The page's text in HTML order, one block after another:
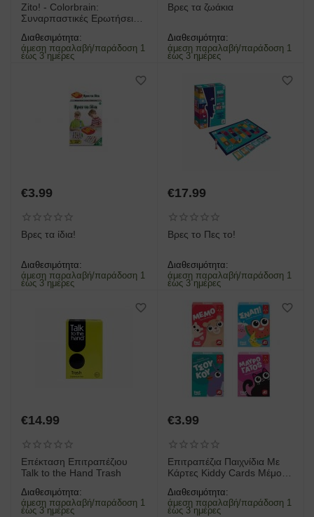
Zito! - Colorbrain:
Συναρπαστικές Ερωτήσεις.
Διαθεσιμότητα:
άμεση παραλαβή/παράδοση 1
έως 3 ημέρες
Βρες τα ζωάκια
Διαθεσιμότητα:
άμεση παραλαβή/παράδοση 1
έως 3 ημέρες
€3.99
Βρες τα ίδια!
Διαθεσιμότητα:
άμεση παραλαβή/παράδοση 1
έως 3 ημέρες
€17.99
Βρες το Πες το!
Διαθεσιμότητα:
άμεση παραλαβή/παράδοση 1
έως 3 ημέρες
€14.99
Επέκταση​ Επιτραπέζιου
Talk to the Hand Trash
Διαθεσιμότητα:
άμεση παραλαβή/παράδοση 1
έως 3 ημέρες
€3.99
Επιτραπέζια Παιχνίδια Με
Κάρτες Kiddy Cards Μέμο
Γάτος Διάφορα Σχέδια
Διαθεσιμότητα:
άμεση παραλαβή/παράδοση 1
έως 3 ημέρες